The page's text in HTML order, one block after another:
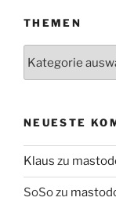
THEMEN
NEUESTE
Klaus zu
SoSozu